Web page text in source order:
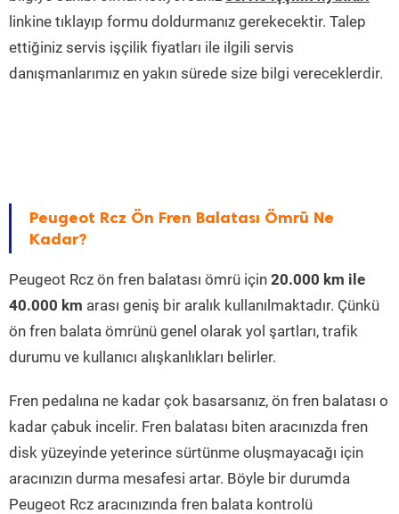
linkine tıklayıp formu doldurmanız gerekecektir. Talep
ettiğiniz servis işçilik fiyatları ile ilgili servis
danışmanlarımız en yakın sürede size bilgi vereceklerdir.
Peugeot Rcz Ön Fren Balatası Ömrü Ne
Kadar?
Peugeot Rcz ön fren balatası ömrü için 20.000 km ile
40.000 km arası geniş bir aralık kullanılmaktadır. Çünkü
ön fren balata ömrünü genel olarak yol şartları, trafik
durumu ve kullanıcı alışkanlıkları belirler.
Fren pedalına ne kadar çok basarsanız, ön fren balatası o
kadar çabuk incelir. Fren balatası biten aracınızda fren
disk yüzeyinde yeterince sürtünme oluşmayacağı için
aracınızın durma mesafesi artar. Böyle bir durumda
Peugeot Rcz aracınızında fren balata kontrolü